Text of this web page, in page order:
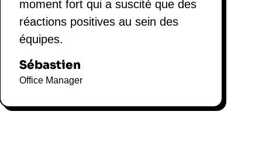
moment fort qui a suscité que des
réactions positives au sein des
équipes.
Sébastien
Office Manager